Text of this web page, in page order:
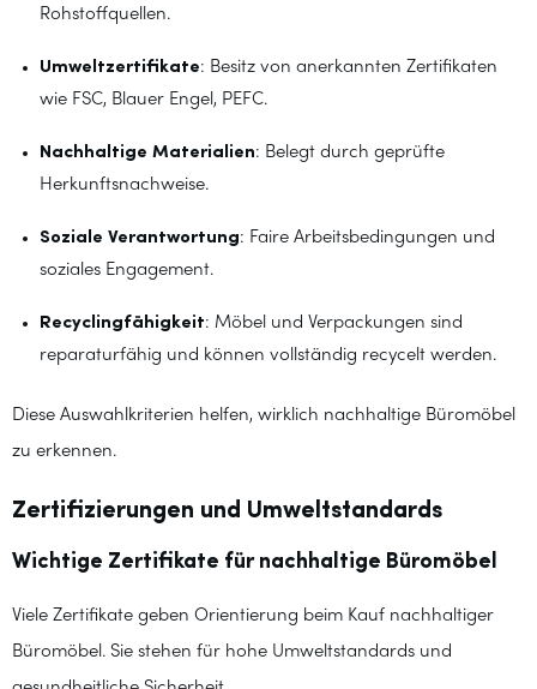
Rohstoffquellen.
Umweltzertifikate: Besitz von anerkannten Zertifikaten
wie FSC, Blauer Engel, PEFC.
Nachhaltige Materialien: Belegt durch geprüfte
Herkunftsnachweise.
Soziale Verantwortung: Faire Arbeitsbedingungen und
soziales Engagement.
Recyclingfähigkeit: Möbel und Verpackungen sind
reparaturfähig und können vollständig recycelt werden.
Diese Auswahlkriterien helfen, wirklich nachhaltige Büromöbel
zu erkennen.
Zertifizierungen und Umweltstandards
Wichtige Zertifikate für nachhaltige Büromöbel
Viele Zertifikate geben Orientierung beim Kauf nachhaltiger
Büromöbel. Sie stehen für hohe Umweltstandards und